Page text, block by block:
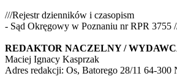
///Rejestr dzienników i czasopism
- Sąd Okręgowy w Poznaniu nr RPR 3755
REDAKTOR NACZELNY /
Maciej Ignacy Kasprzak
Adres redakcji: Os, Batorego 28/11 64-300